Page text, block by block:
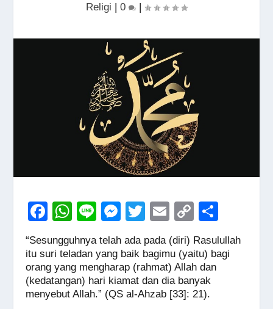
Religi | 0 |
F
c
e
b
W
h
at
s
A
Li
e
M
ss
e
n
T
wi
tt
er
E
m
ail
C
o
p
y
Li
h
ar
“Sesungguhnya telah ada pada (diri) Rasulullah
itu suri teladan yang baik bagimu (yaitu) bagi
orang yang mengharap (rahmat) Allah dan
(kedatangan) hari kiamat dan dia banyak
menyebut Allah.” (QS al-Ahzab [33]: 21).